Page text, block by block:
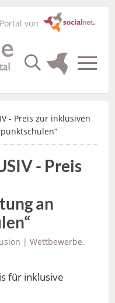
von
- Preis zur inklusiven
- Preis
an
| Wettbewerbe,
für inklusive